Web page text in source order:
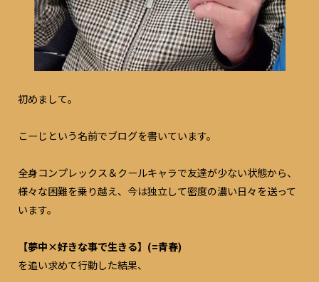
学ぶのが大切ってことを分かってるからかもしれない。 最近
は、 色んな社長さんとの付き合いが多いので、 学びだらけの毎
日です。 自分の価値観を、 大きな声で伝えて動く人はいるかも
しれません。 最初はうまくいくかもしれないが、 それ以降続
くかは微妙なところ。 大切なのは、 「自分で動きたい」 と思え
るかどうかです。 僕自身も、 常に意識するようにしてます。 ま
れる人材になること。 そのために、 尊敬してる方の提案はす
功者がおすすめしてくれるから。 以上。 理由なんていりませ
言葉を信用していないから。 それに、 僕に価値あると思って
提案頂いてるのに、 断る理由なんてないですよね。 それを大事
にしてきたおかげで、 来週、社長が集まる懇親会に招待してもら
えることになりました。 また、 凄い繋がりと、学びがあって成
うに努力していくつもりです。 僕がテーマにしている「青春」
には、 その意味も込められてます。 青春しているときは、 何よ
り優先してやりたくなるものじゃないですか。 青春の定義って
初めまして。
こーじという名前でブログを書いています。
全身コンプレックス＆クールキャラで友達が少ない状態から、
様々な困難を乗り越え、今は独立して密度の濃い日々を送って
います。
【夢中×好きな事で生きる】(=青春)
を追い求めて行動した結果、